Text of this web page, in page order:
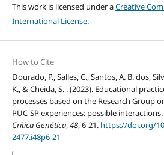
This work is licensed under aCreative
International License.
How to Cite
Dourado, P., Salles, C., Santos, A. B. dos,
K., & Cheida, S. . (2023). Educational
processes based on the Research Group
PUC-SP experiences: possible interactions.
Crítica Genética,48, 6-21. https://doi.org/
2477.i48p6-21